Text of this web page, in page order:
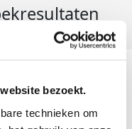
bezoekt.
technieken om